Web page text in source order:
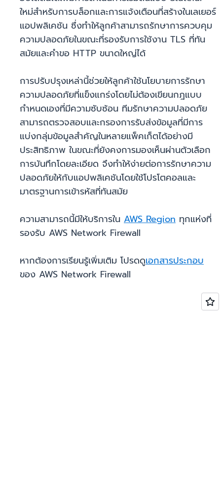
ใหม่สำหรับการบล็อกและการแจ้งเตือนที่สร้างในเลเยอร์
แอปพลิเคชัน ซึ่งทำให้ลูกค้าสามารถรักษาการควบคุม
ความปลอดภัยในขณะที่รองรับการใช้งาน TLS ที่ทัน
สมัยและคำขอ HTTP ขนาดใหญ่ได้
การปรับปรุงเหล่านี้ช่วยให้ลูกค้าใช้นโยบายการรักษา
ความปลอดภัยที่แข็งแกร่งโดยไม่ต้องเขียนกฎแบบ
กำหนดเองที่มีความซับซ้อน ทีมรักษาความปลอดภัย
สามารถตรวจสอบและกรองการรับส่งข้อมูลที่มีการ
แบ่งกลุ่มข้อมูลสำคัญในหลายแพ็คเก็ตได้อย่างมี
ประสิทธิภาพ ในขณะที่ยังคงการมองเห็นผ่านตัวเลือก
การบันทึกโดยละเอียด จึงทำให้ง่ายต่อการรักษาความ
ปลอดภัยให้กับแอปพลิเคชันโดยใช้โปรโตคอลและ
มาตรฐานการเข้ารหัสที่ทันสมัย
ความสามารถนี้มีให้บริการใน AWS Region ทุกแห่งที่
รองรับ AWS Network Firewall
หากต้องการเรียนรู้เพิ่มเติม โปรดดูเอกสารประกอบ
ของ AWS Network Firewall